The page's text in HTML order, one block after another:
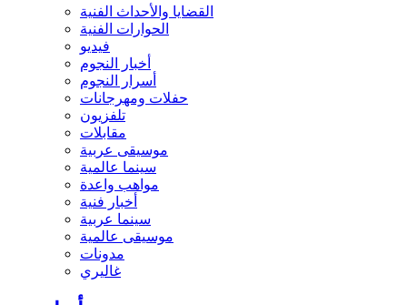
القضايا والأحداث الفنية
الحوارات الفنية
فيديو
أخبار النجوم
أسرار النجوم
حفلات ومهرجانات
تلفزيون
مقابلات
موسيقى عربية
سينما عالمية
مواهب واعدة
أخبار فنية
سينما عربية
موسيقى عالمية
مدونات
غاليري